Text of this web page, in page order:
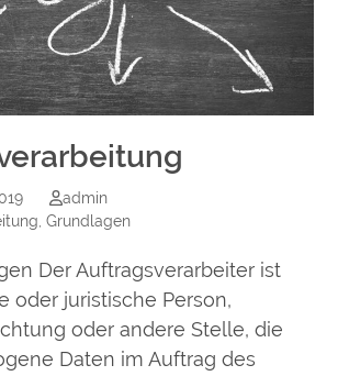
admin
,Grundlagen
Der Auftragsverarbeiter ist
oder juristische Person,
oder andere Stelle, die
Daten im Auftrag des